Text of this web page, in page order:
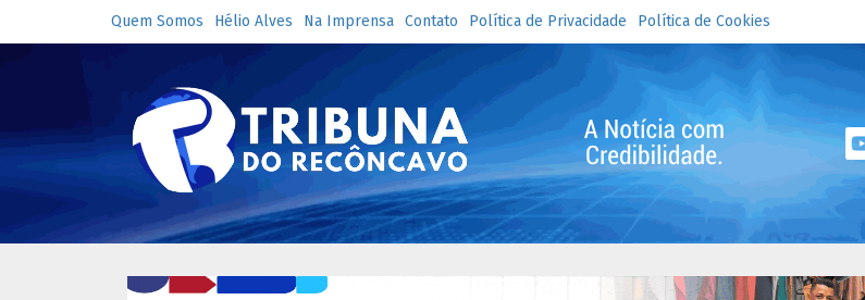
Quem Somos Hélio Alves Na Imprensa Contato Política de Privacidade Política de Cookies